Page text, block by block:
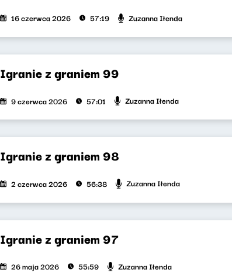
16 czerwca 2026 57:19 Zuzanna Iłenda
Igranie z graniem 99
9 czerwca 2026 57:01 Zuzanna Iłenda
Igranie z graniem 98
2 czerwca 2026 56:38 Zuzanna Iłenda
Igranie z graniem 97
26 maja 2026 55:59 Zuzanna Iłenda